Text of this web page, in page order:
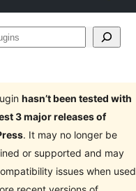
hasn’t been tested with
3 major releases of
. It may no longer be
or supported and may
issues when used